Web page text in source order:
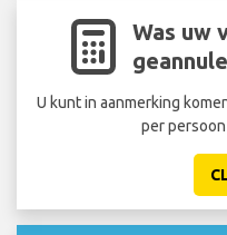
Was uw
U kunt in aanmerking
per